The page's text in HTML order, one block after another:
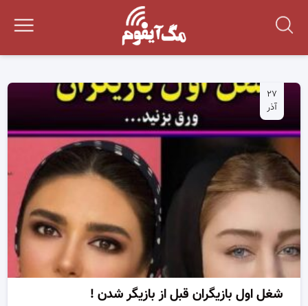
۲۷
آذر
شغل اول بازیگران قبل از بازیگر شدن !